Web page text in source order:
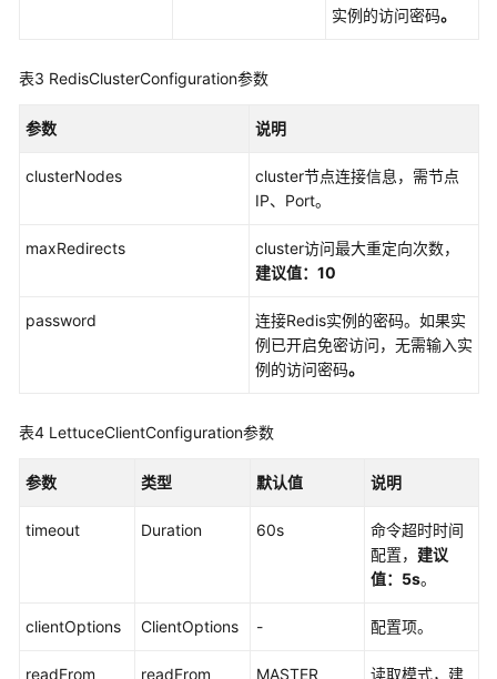
Redis
连
息
更
例
实例的访问密码。
表3 RedisClusterConfiguration参数
参数 说明
clusterNodes
cluster节点连接信息，需节点
IP、Port。
maxRedirects
cluster访问最大重定向次数，
建议值：10
password
连接Redis实例的密码。如果实
例已开启免密访问，无需输入实
例的访问密码。
表4 LettuceClientConfiguration参数
参数 类型 默认值 说明
timeout Duration 60s
命令超时时间
配置， 建议
值：5s。
clientOptions ClientOptions - 配置项。
readFrom readFrom MASTER 读取模式，建